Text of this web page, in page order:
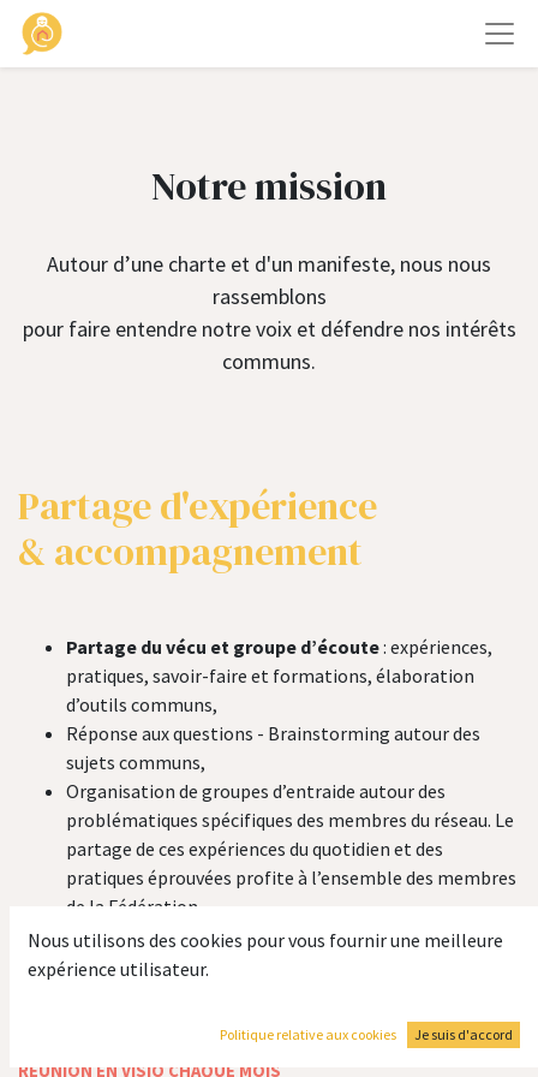
Notre mission
Autour d’une charte et d'un manifeste, nous nous
rassemblons
pour faire entendre notre voix et défendre nos intérêts
communs.
Partage d'expérience
& accompagnement
Partage du vécu et groupe d’écoute: expériences,
pratiques, savoir-faire et formations, élaboration
d’outils communs,
Réponse aux questions - Brainstorming autour des
sujets communs,
Organisation de groupes d’entraide autour des
problématiques spécifiques des membres du réseau. Le
partage de ces expériences du quotidien et des
pratiques éprouvées profite à l’ensemble des membres
de la Fédération.
Mutualisation des outils d’exploitation et de
communication.
VISITES POSSIBLES DES MAISONS DES MEMBRES
RÉUNION EN VISIO CHAQUE MOIS
Nous utilisons des cookies pour vous fournir une meilleure
expérience utilisateur.
Politique relative aux cookies Je suis d'accord